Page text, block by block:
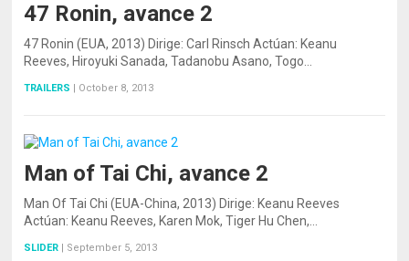
47 Ronin, avance 2
47 Ronin (EUA, 2013) Dirige: Carl Rinsch Actúan: Keanu
Reeves, Hiroyuki Sanada, Tadanobu Asano, Togo…
TRAILERS | October 8, 2013
Man of Tai Chi, avance 2
Man Of Tai Chi (EUA-China, 2013) Dirige: Keanu Reeves
Actúan: Keanu Reeves, Karen Mok, Tiger Hu Chen,…
SLIDER | September 5, 2013